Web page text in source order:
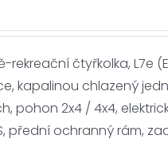
rekreační čtyřkolka, L7e
kapalinou chlazený
pohon 2x4 / 4x4,
přední ochranný rám,